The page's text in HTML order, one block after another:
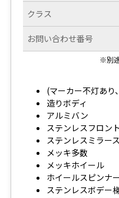
クラス
お問い合わせ番号
※別
(マーカー不灯あり
造りボディ
アルミバン
ステンレスフロン
ステンレスミラー
メッキ多数
メッキホイール
ホイールスピンナ
ステンレスボデー